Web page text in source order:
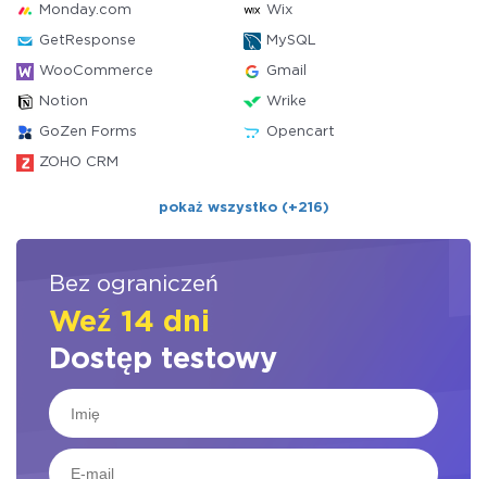
Monday.com Wix
GetResponse MySQL
WooCommerce Gmail
Notion Wrike
GoZen Forms Opencart
ZOHO CRM
pokaż wszystko (+216)
Bez ograniczeń
Weź 14 dni
Dostęp testowy